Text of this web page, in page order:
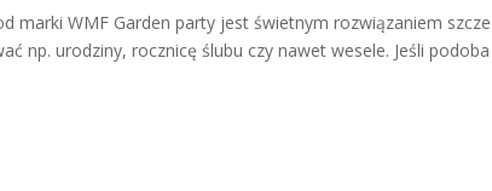
marki WMF Garden party jest świetnym rozwiązaniem
np. urodziny, rocznicę ślubu czy nawet wesele. Jeśli